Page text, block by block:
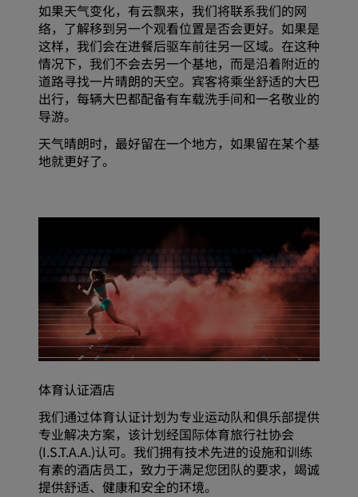
如果天气变化，有云飘来，我们将联系我们的网
络，了解移到另一个观看位置是否会更好。如果是
这样，我们会在进餐后驱车前往另一区域。在这种
情况下，我们不会去另一个基地，而是沿着附近的
道路寻找一片晴朗的天空。宾客将乘坐舒适的大巴
出行，每辆大巴都配备有车载洗手间和一名敬业的
导游。
天气晴朗时，最好留在一个地方，如果留在某个基
地就更好了。
体育认证酒店
我们通过体育认证计划为专业运动队和俱乐部提供
专业解决方案，该计划经国际体育旅行社协会
(I.S.T.A.A.)认可。我们拥有技术先进的设施和训练
有素的酒店员工，致力于满足您团队的要求，竭诚
提供舒适、健康和安全的环境。